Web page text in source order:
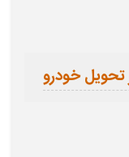
خودرو